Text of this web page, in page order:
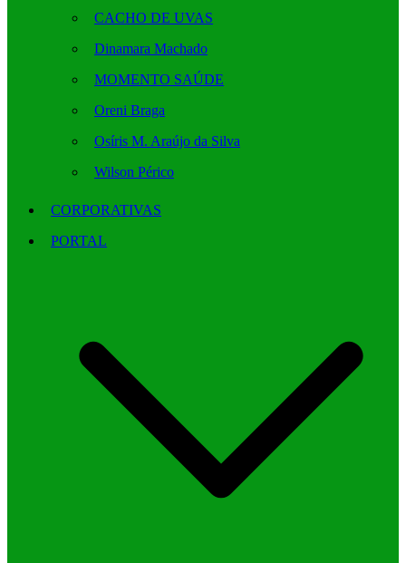
CACHO DE UVAS
Dinamara Machado
MOMENTO SAÚDE
Oreni Braga
Osíris M. Araújo da Silva
Wilson Périco
CORPORATIVAS
PORTAL